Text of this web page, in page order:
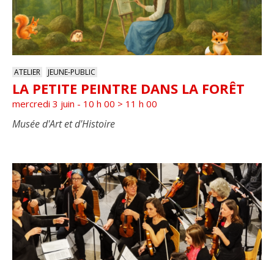
ATELIER JEUNE-PUBLIC
LA PETITE PEINTRE DANS LA FORÊT
mercredi 3 juin - 10 h 00 > 11 h 00
Musée d'Art et d'Histoire